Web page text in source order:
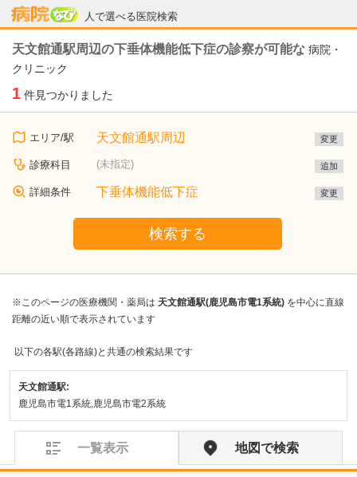
人で選べる医院検索
病院なび
天文館通駅周辺の下垂体機能低下症の診察が可能な 病院・
クリニック
1 件見つかりました
エリア/駅 天文館通駅周辺 変更
診療科目 (未指定) 追加
詳細条件 下垂体機能低下症 変更
検索する
※このページの医療機関・薬局は 天文館通駅(鹿児島市電1系統) を中心に直線
距離の近い順で表示されています
以下の各駅(各路線)と共通の検索結果です
天文館通駅:
鹿児島市電1系統,鹿児島市電2系統
一覧表示 地図で検索